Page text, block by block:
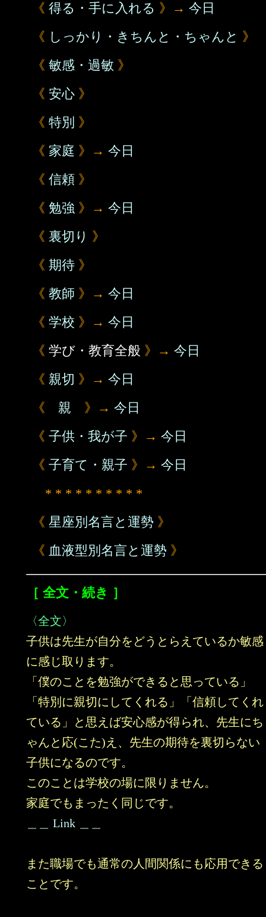
《 得る・手に入れる 》→ 今日
《 しっかり・きちんと・ちゃんと 》
《 敏感・過敏 》
《 安心 》
《 特別 》
《 家庭 》→ 今日
《 信頼 》
《 勉強 》→ 今日
《 裏切り 》
《 期待 》
《 教師 》→ 今日
《 学校 》→ 今日
《 学び・教育全般 》→ 今日
《 親切 》→ 今日
《 親 》→ 今日
《 子供・我が子 》→ 今日
《 子育て・親子 》→ 今日
* * * * * * * * * *
《 星座別名言と運勢 》
《 血液型別名言と運勢 》
［ 全文・続き ］
〈全文〉
子供は先生が自分をどうとらえているか敏感
に感じ取ります。
「僕のことを勉強ができると思っている」
「特別に親切にしてくれる」「信頼してくれ
ている」と思えば安心感が得られ、先生にち
ゃんと応(こた)え、先生の期待を裏切らない
子供になるのです。
このことは学校の場に限りません。
家庭でもまったく同じです。
＿＿ Link ＿＿
また職場でも通常の人間関係にも応用できる
ことです。